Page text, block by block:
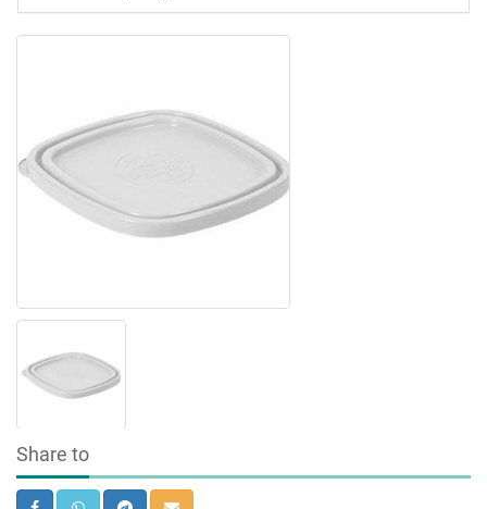
Share to